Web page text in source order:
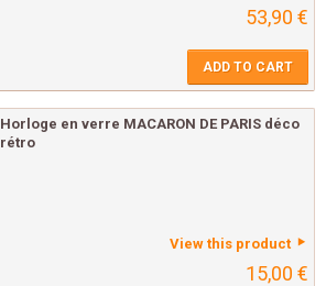
53,90 €
ADD TO CART
Horloge en verre MACARON DE PARIS déco
rétro
View this product
15,00 €